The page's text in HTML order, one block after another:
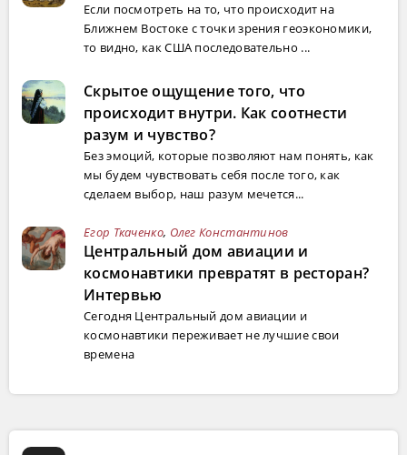
Если посмотреть на то, что происходит на
Ближнем Востоке с точки зрения геоэкономики,
то видно, как США последовательно ...
Скрытое ощущение того, что
происходит внутри. Как соотнести
разум и чувство?
Без эмоций, которые позволяют нам понять, как
мы будем чувствовать себя после того, как
сделаем выбор, наш разум мечется...
Егор Ткаченко, Олег Константинов
Центральный дом авиации и
космонавтики превратят в ресторан?
Интервью
Сегодня Центральный дом авиации и
космонавтики переживает не лучшие свои
времена